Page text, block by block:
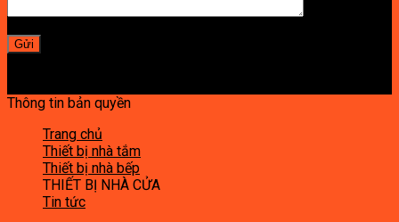
Thông tin bản quyền
Trang chủ
Thiết bị nhà tắm
Thiết bị nhà bếp
THIẾT BỊ NHÀ CỬA
Tin tức